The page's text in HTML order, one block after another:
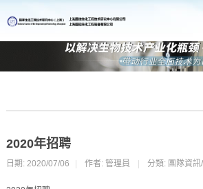
2020年招聘
日期: 2020/07/06 | 作者: 管理員 | 分類: 團隊資訊/